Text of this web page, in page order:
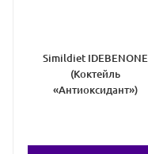
Simildiet IDEBENONE
(Коктейль
«Антиоксидант»)